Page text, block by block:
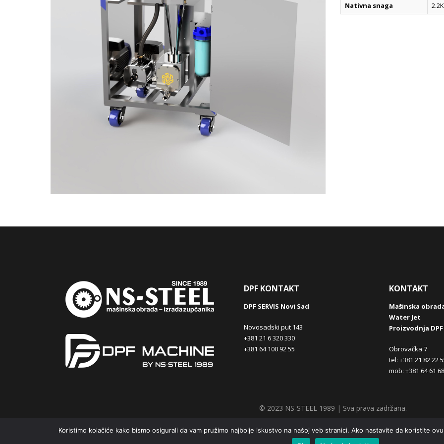
Nativna snaga
DPF KONTAKT
DPF SERVIS Novi Sad
Novosadski put 143
+381 21 6 320 330
+381 64 100 92 55
KONTAKT
Mašinska
Water Jet
Proizvodnja
Obrovačka 7
tel: +381 21 82 22
mob: +381 64 61
© 2023 NS-STEEL 1989 | Sva prava zadržana.
Koristimo kolačiće kako bismo osigurali da vam pružimo najbolje iskustvo na našoj veb stranici. Ako nastavite da koristite